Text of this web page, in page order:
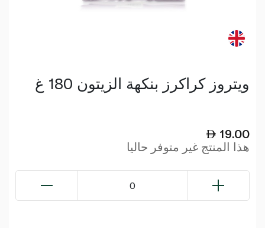
ويتروز كراكرز بنكهة الزيتون 180 غ
19.00
هذا المنتج غير متوفر حاليا
0